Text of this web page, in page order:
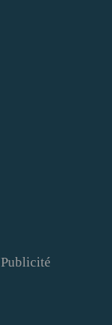
Publicité